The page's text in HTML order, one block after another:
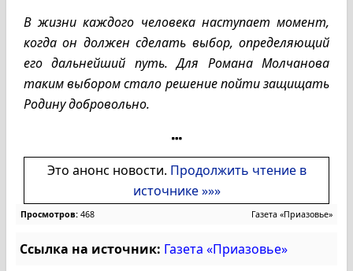
В жизни каждого человека наступает момент,
когда он должен сделать выбор, определяющий
его дальнейший путь. Для Романа Молчанова
таким выбором стало решение пойти защищать
Родину добровольно.
Это анонс новости. Продолжить чтение в
источнике »»»
Просмотров: 468 Газета «Приазовье»
Ссылка на источник: Газета «Приазовье»